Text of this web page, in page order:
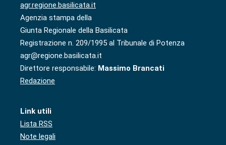
agr.regione.basilicata.it
Agenzia stampa della
Giunta Regionale della Basilicata
Registrazione n. 209/1995 al Tribunale di Potenza
agr@regione.basilicata.it
Direttore responsabile: Massimo Brancati
Redazione
Link utili
Lista RSS
Note legali